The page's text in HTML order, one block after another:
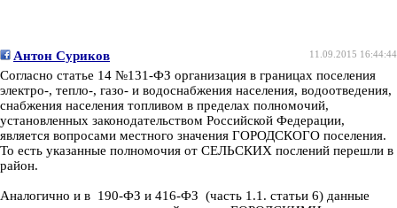
11.09.2015 16:44:44
Антон Суриков
Согласно статье 14 №131-ФЗ организация в границах поселения
электро-, тепло-, газо- и водоснабжения населения, водоотведения,
снабжения населения топливом в пределах полномочий,
установленных законодательством Российской Федерации,
является вопросами местного значения ГОРОДСКОГО поселения.
То есть указанные полномочия от СЕЛЬСКИХ послений перешли в
район.
Аналогично и в 190-ФЗ и 416-ФЗ (часть 1.1. статьи 6) данные